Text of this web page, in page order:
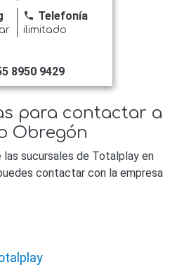
phone Telefonía
ilimitado
8950 9429
para contactar a
Obregón
sucursales de Totalplay en
contactar con la empresa